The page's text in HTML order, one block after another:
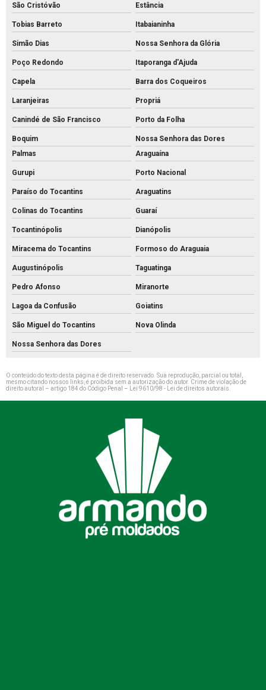
São Cristóvão Estância
Tobias Barreto Itabaianinha
Simão Dias Nossa Senhora da Glória
Poço Redondo Itaporanga d'Ajuda
Capela Barra dos Coqueiros
Laranjeiras Propriá
Canindé de São Francisco Porto da Folha
Boquim
Nossa Senhora das Dores
Palmas
Araguaína
Gurupi Porto Nacional
Paraíso do Tocantins Araguatins
Colinas do Tocantins Guaraí
Tocantinópolis Dianópolis
Miracema do Tocantins Formoso do Araguaia
Augustinópolis Taguatinga
Pedro Afonso Miranorte
Lagoa da Confusão Goiatins
São Miguel do Tocantins Nova Olinda
Nossa Senhora das Dores
O conteúdo do texto desta página é de direito reservado. Sua reprodução, parcial ou total,
mesmo citando nossos links, é proibida sem a autorização do autor. Crime de violação de
direito autoral – artigo 184 do Código Penal –
Lei 9610/98 - Lei de direitos autorais